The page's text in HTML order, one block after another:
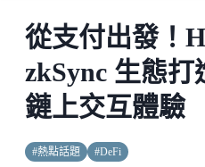
從支付出發！
zkSync 生態
鏈上交互體驗
#熱點話題 #DeFi